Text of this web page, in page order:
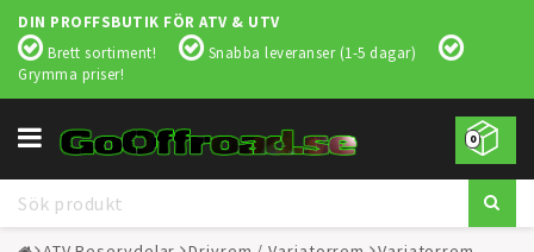
DIN PROFFSBUTIK FÖR ATV & UTV
Brett sortiment!
Snabba leveranser (1-5 dagar)
Grymma priser!
0
Toggle
navigation